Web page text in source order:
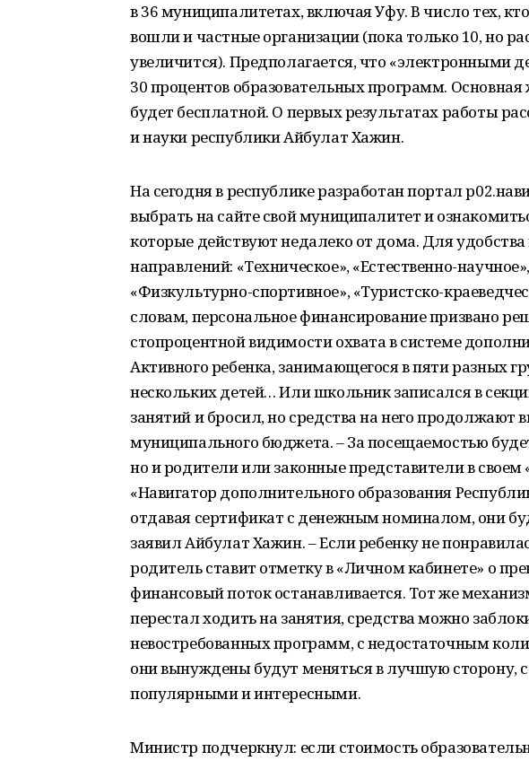
в 36 муниципалитетах, включая Уфу. В число тех,
вошли и частные организации (пока только 10, но
увеличится). Предполагается, что «электронными
30 процентов образовательных программ. Основная
будет бесплатной. О первых результатах работы
и науки республики Айбулат Хажин.
На сегодня в республике разработан портал
выбрать на сайте свой муниципалитет и
которые действуют недалеко от дома. Для
направлений: «Техническое», «Естественно-
«Физкультурно-спортивное», «Туристско-
словам, персональное финансирование призвано
стопроцентной видимости охвата в системе
Активного ребенка, занимающегося в пяти разных
нескольких детей… Или школьник записался в
занятий и бросил, но средства на него продолжают
муниципального бюджета. – За посещаемостью
но и родители или законные представители в своем
«Навигатор дополнительного образования
отдавая сертификат с денежным номиналом, они
заявил Айбулат Хажин. – Если ребенку не
родитель ставит отметку в «Личном кабинете» о
финансовый поток останавливается. Тот же
перестал ходить на занятия, средства можно
невостребованных программ, с недостаточным
они вынуждены будут меняться в лучшую сторону,
популярными и интересными.
Министр подчеркнул: если стоимость